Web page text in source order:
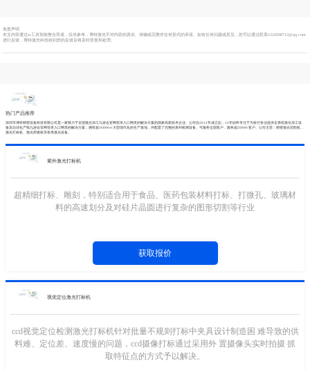
免责声明
本文内容通过ai工具智能整合而成，仅供参考，博特激光不对内容的真实、准确或完整作任何形式的承诺。如有任何问题或意见，您可以通过联系1224598712@qq.com
进行反馈，博特激光科技收到您的反馈后将及时答复和处理。
热门产品推荐
深圳市博特精密设备科技有限公司是一家致力于全国激光加工九游会官网登录入口网页的解决方案的国家高新技术企业。公司自2012年成立起，12年始终专注于为各行各业提供全系统激光加工设
备及自动化产线九游会官网登录入口网页的解决方案，拥有超16000㎡大型现代化的生产基地，并配置了完整的系列检测设备。可服务全国客户，服务超20000 客户。公司主营：精密激光切割机，
激光打标机、激光焊接机等各类激光设备。
紫外激光打标机
超精细打标、雕刻，特别适合用于食品、医药包装材料打标、打微孔、玻璃材
料的高速划分及对硅片晶圆进行复杂的图形切割等行业
获取报价
视觉定位激光打标机
ccd视觉定位检测激光打标机针对批量不规则打标中夹具设计制造困 难导致的供
料难、定位差、速度慢的问题，ccd摄像打标通过采用外 置摄像头实时拍摄 抓
取特征点的方式予以解决。